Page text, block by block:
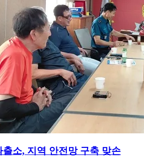
출소, 지역 안전망 구축 맞손